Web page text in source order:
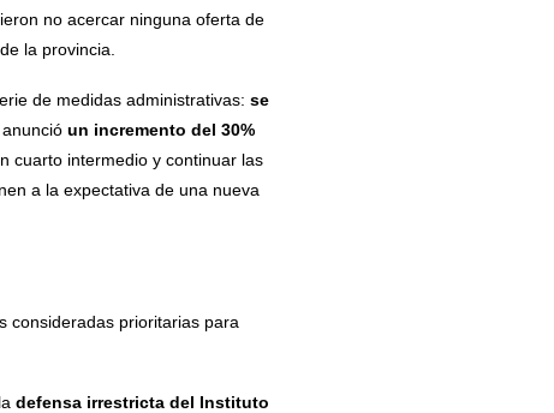
no acercar ninguna oferta de
la provincia.
de medidas administrativas: se
un incremento del 30%
cuarto intermedio y continuar las
a la expectativa de una nueva
consideradas prioritarias para
defensa irrestricta del Instituto